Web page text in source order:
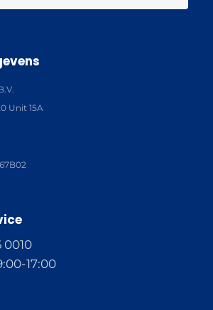
Unit 15A
0010
17:00